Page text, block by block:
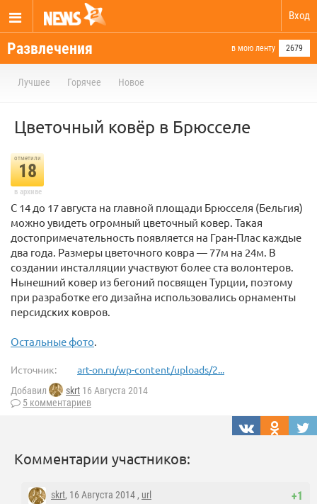
Вход
Развлечения в мою ленту 2679
Лучшее Горячее Новое
Цветочный ковёр в Брюсселе
отметили
18
в архиве
С 14 до 17 августа на главной площади Брюсселя (Бельгия)
можно увидеть огромный цветочный ковер. Такая
достопримечательность появляется на Гран-Плас каждые
два года. Размеры цветочного ковра — 77м на 24м. В
создании инсталляции участвуют более ста волонтеров.
Нынешний ковер из бегоний посвящен Турции, поэтому
при разработке его дизайна использовались орнаменты
персидских ковров.
Остальные фото.
Источник: art-on.ru/wp-content/uploads/2...
Добавил skrt 16 Августа 2014
5 комментариев
Комментарии участников:
+1
skrt, 16 Августа 2014 , url